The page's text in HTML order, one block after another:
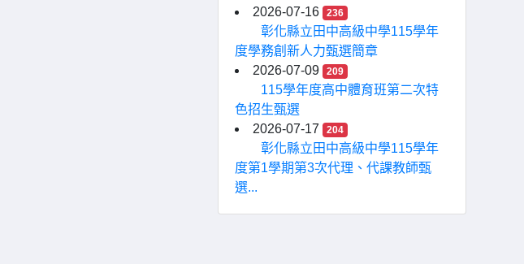
2026-07-16
236
彰化縣立田中高級中學115學年
度學務創新人力甄選簡章
2026-07-09
209
115學年度高中體育班第二次特
色招生甄選
2026-07-17
204
彰化縣立田中高級中學115學年
度第1學期第3次代理、代課教師甄
選...